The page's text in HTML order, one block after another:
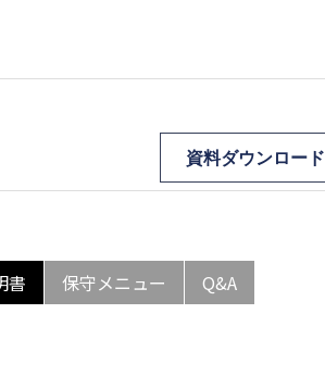
資料ダウンロード
書 保守メニュー Q&A